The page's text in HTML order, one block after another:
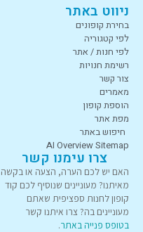
ניווט באתר
בחירת קופונים
לפי קטגוריה
לפי חנות / אתר
רשימת חנויות
צור קשר
מאמרים
הוספת קופון
מפת אתר
חיפוש באתר
AI Overview Sitemap
צרו עימנו קשר
האם יש לכם הערה, הצעה או בקשה
מאיתנו? מעוניינים שנוסיף לכם קוד
קופון לחנות ספציפית שאתם
מעוניינים בה? צרו איתנו קשר
בטופס פנייה באתר.